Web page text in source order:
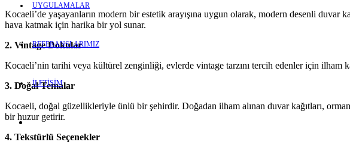
UYGULAMALAR
REFERANSLARIMIZ
İLETİŞİM
Kocaeli’de yaşayanların modern bir estetik arayışına uygun olarak, modern desenli duvar
hava katmak için harika bir yol sunar.
2. Vintage Dokular
Kocaeli’nin tarihi veya kültürel zenginliği, evlerde vintage tarzını tercih edenler için ilham
3. Doğal Temalar
Kocaeli, doğal güzellikleriyle ünlü bir şehirdir. Doğadan ilham alınan duvar kağıtları,
bir huzur getirir.
4. Tekstürlü Seçenekler